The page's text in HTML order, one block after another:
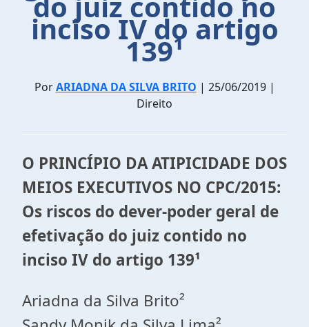
inciso IV do artigo
139¹
PorARIADNA DA SILVA BRITO | 25/06/2019 |
Direito
O PRINCÍPIO DA ATIPICIDADE DOS
MEIOS EXECUTIVOS NO CPC/2015:
Os riscos do dever-poder geral de
efetivação do juiz contido no
inciso IV do artigo 139¹
Ariadna da Silva Brito²